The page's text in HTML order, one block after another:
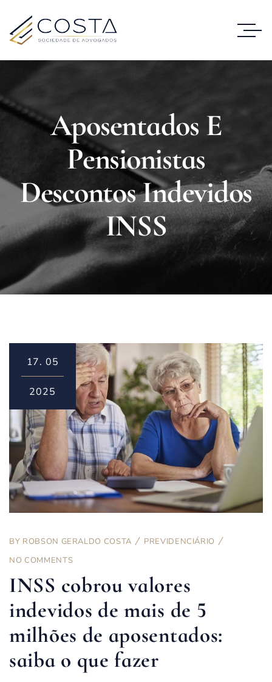
Aposentados E
Pensionistas
Descontos Indevidos
INSS
17. 05
2025
BY ROBSON GERALDO COSTA
PREVIDENCIÁRIO
NO COMMENTS
INSS cobrou valores
indevidos de mais de 5
milhões de aposentados:
saiba o que fazer